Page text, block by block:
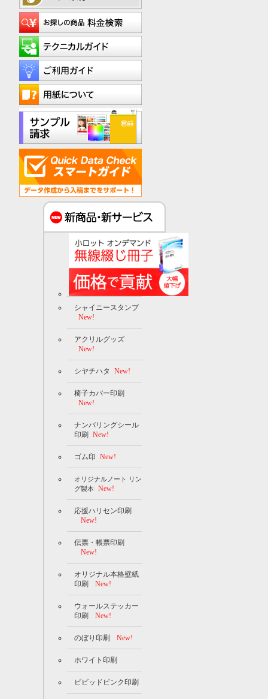
シャイニースタンプ
New!
アクリルグッズ
New!
シヤチハタ New!
椅子カバー印刷
New!
ナンバリングシール
印刷
New!
ゴム印 New!
オリジナルノート リン
グ製本 New!
応援ハリセン印刷
New!
伝票・帳票印刷
New!
オリジナル本格壁紙
印刷
New!
ウォールステッカー
印刷
New!
のぼり印刷 New!
ホワイト印刷
ビビッドピンク印刷